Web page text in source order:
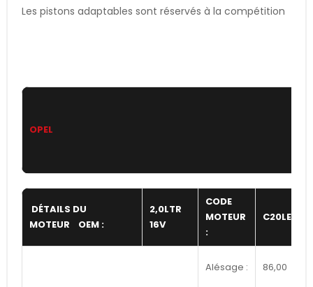
Les pistons adaptables sont réservés à la compétition
OPEL
DÉTAILS DU
MOTEUR OEM :
2,0LTR
16V
CODE
MOTEUR
:
C20LET
Alésage : 86,00